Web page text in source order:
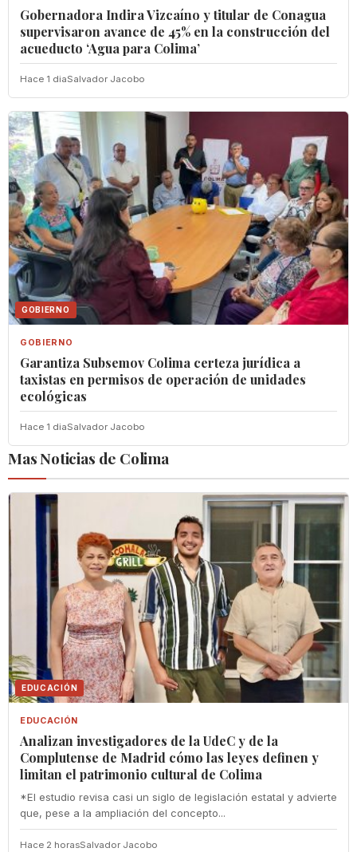
Gobernadora Indira Vizcaíno y titular de Conagua
supervisaron avance de 45% en la construcción del
acueducto ‘Agua para Colima’
Hace 1 diaSalvador Jacobo
GOBIERNO
GOBIERNO
Garantiza Subsemov Colima certeza jurídica a
taxistas en permisos de operación de unidades
ecológicas
Hace 1 diaSalvador Jacobo
Mas Noticias de Colima
EDUCACIÓN
EDUCACIÓN
Analizan investigadores de la UdeC y de la
Complutense de Madrid cómo las leyes definen y
limitan el patrimonio cultural de Colima
*El estudio revisa casi un siglo de legislación estatal y advierte
que, pese a la ampliación del concepto...
Hace 2 horasSalvador Jacobo